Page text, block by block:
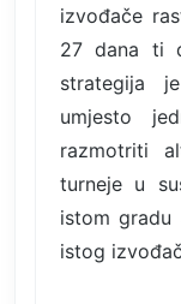
izvođače
27 dana ti
strategija
umjesto
razmotriti
turneje u
istom gradu
istog